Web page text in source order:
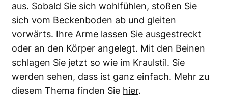
aus. Sobald Sie sich wohlfühlen, stoßen Sie
sich vom Beckenboden ab und gleiten
vorwärts. Ihre Arme lassen Sie ausgestreckt
oder an den Körper angelegt. Mit den Beinen
schlagen Sie jetzt so wie im Kraulstil. Sie
werden sehen, dass ist ganz einfach. Mehr zu
diesem Thema finden Sie hier.